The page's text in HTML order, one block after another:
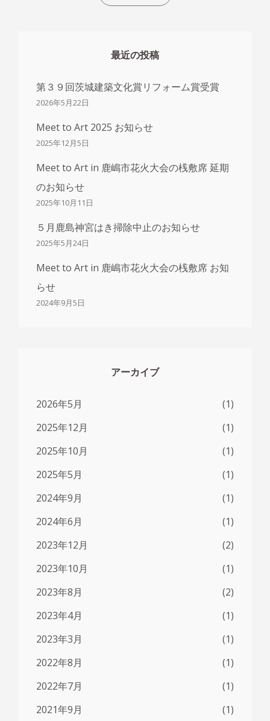
最近の投稿
第３９回茨城建築文化賞リフォーム賞受賞
2026年5月22日
Meet to Art 2025 お知らせ
2025年12月5日
Meet to Art in 鹿嶋市花火大会の桟敷席 延期
のお知らせ
2025年10月11日
５月鹿島神宮はき掃除中止のお知らせ
2025年5月24日
Meet to Art in 鹿嶋市花火大会の桟敷席 お知
らせ
2024年9月5日
アーカイブ
2026年5月
(1)
2025年12月
(1)
2025年10月
(1)
2025年5月
(1)
2024年9月
(1)
2024年6月
(1)
2023年12月
(2)
2023年10月
(1)
2023年8月
(2)
2023年4月
(1)
2023年3月
(1)
2022年8月
(1)
2022年7月
(1)
2021年9月
(1)